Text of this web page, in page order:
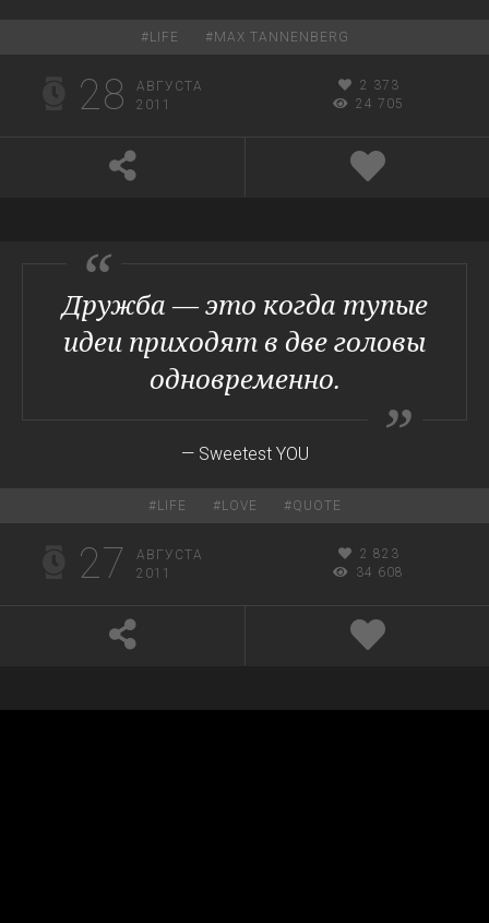
# LIFE # MAX TANNENBERG
28
АВГУСТА
2011
2 373
24 705
Дружба — это когда тупые
идеи приходят в две головы
одновременно.
— Sweetest YOU
# LIFE # LOVE #QUOTE
27
АВГУСТА
2011
2 823
34 608